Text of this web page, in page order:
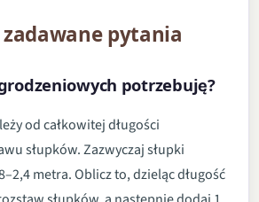
pytania
potrzebuję?
od całkowitej długości
słupków. Zazwyczaj słupki
metra. Oblicz to, dzieląc długość